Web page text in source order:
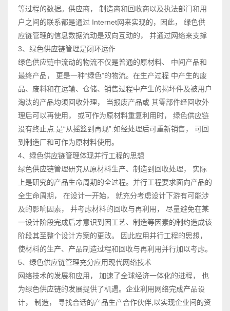
等过程的数据。供应商， 制造商和回收商以及执法部门和用
户之间的联系都是通过 Internet网来实现的，因此， 绿色供
应链管理的信息数据流动是双向互动的， 并通过网络来支撑
3、绿色供应链管理是闭环运作
绿色供应链中流动的物流不仅是普通的原材料、 中间产品和
最终产品， 更是一种“绿色”的物流。在生产过程 中产生的废
品、废料和在运输、仓储、销售过程中产生的揭坏件及被用户
淘汰的产品均须回收外理， 当报废产品或 其零部件经回收外
理后可以再使用， 或可作为原材料重复利用时， 绿色供应链
没有终止点.是“从摇篮到再现”:如经处理后可重新销售， 可回
到制造厂和可作为原材料使用。
4、绿色供应链管理体现并行工程的思想
绿色供应链管理研究从原材料生产、制造到回收处理， 实际
上是研究的产品生命周期的全过程。并行工程要求面向产品的
全生命周期， 在设计一开始， 就充分考虑设计下游有可能涉
及的影响因素， 并考虑材料的回收与再利用， 尽量避免在某
一设计阶段完成后才意识到因工艺、制造等因素的制约造成该
阶段其至整个设计方案的更改。 因此应用并行工程的思想，
使材料的生产、产品制造过程和回收与再利用并行加以考虑。
5、绿色供应链管理充分应用现代网络技术
网络技术的发展和应用， 加速了全球经济一体化的进程， 也
为绿色供应链的发展提供了机遇。企业利用网络完成产品设
计， 制造， 寻找合话的产品生产合作伙伴,以实现企业间的资